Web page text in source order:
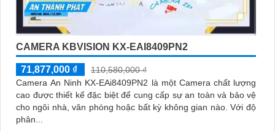
CAMERA KBVISION KX-EAI8409PN2
71,877,000 ₫
110,580,000 ₫
Camera An Ninh KX-EAi8409PN2 là một Camera chất lượng
cao được thiết kế đặc biệt để cung cấp sự an toàn và bảo vệ
cho ngôi nhà, văn phòng hoặc bất kỳ không gian nào. Với độ
phân...